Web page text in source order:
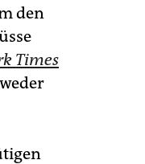
den
Times